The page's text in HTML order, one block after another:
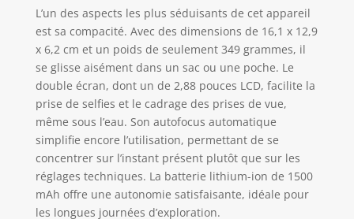
résolution de 56
MP offrent un
niveau de qualité
d'image sans
précédent Que
vous exploriez
sous l'eau, que
vous profitiez
d'une journée à la
plage ou que vous
vous lanciez dans
des aventures en
L’un des aspects les plus séduisants de cet appareil
est sa compacité. Avec des dimensions de 16,1 x 12,9
x 6,2 cm et un poids de seulement 349 grammes, il
se glisse aisément dans un sac ou une poche. Le
double écran, dont un de 2,88 pouces LCD, facilite la
prise de selfies et le cadrage des prises de vue,
même sous l’eau. Son autofocus automatique
simplifie encore l’utilisation, permettant de se
concentrer sur l’instant présent plutôt que sur les
réglages techniques. La batterie lithium-ion de 1500
mAh offre une autonomie satisfaisante, idéale pour
les longues journées d’exploration.